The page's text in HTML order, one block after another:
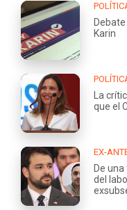
Karin
La
que el
EX-
De
del